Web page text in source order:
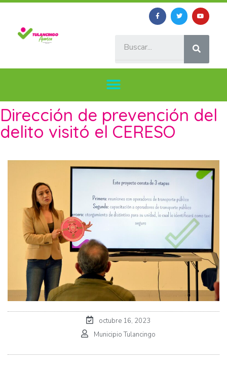
Dirección de prevención del
delito visitó el CERESO
octubre 16, 2023
Municipio Tulancingo